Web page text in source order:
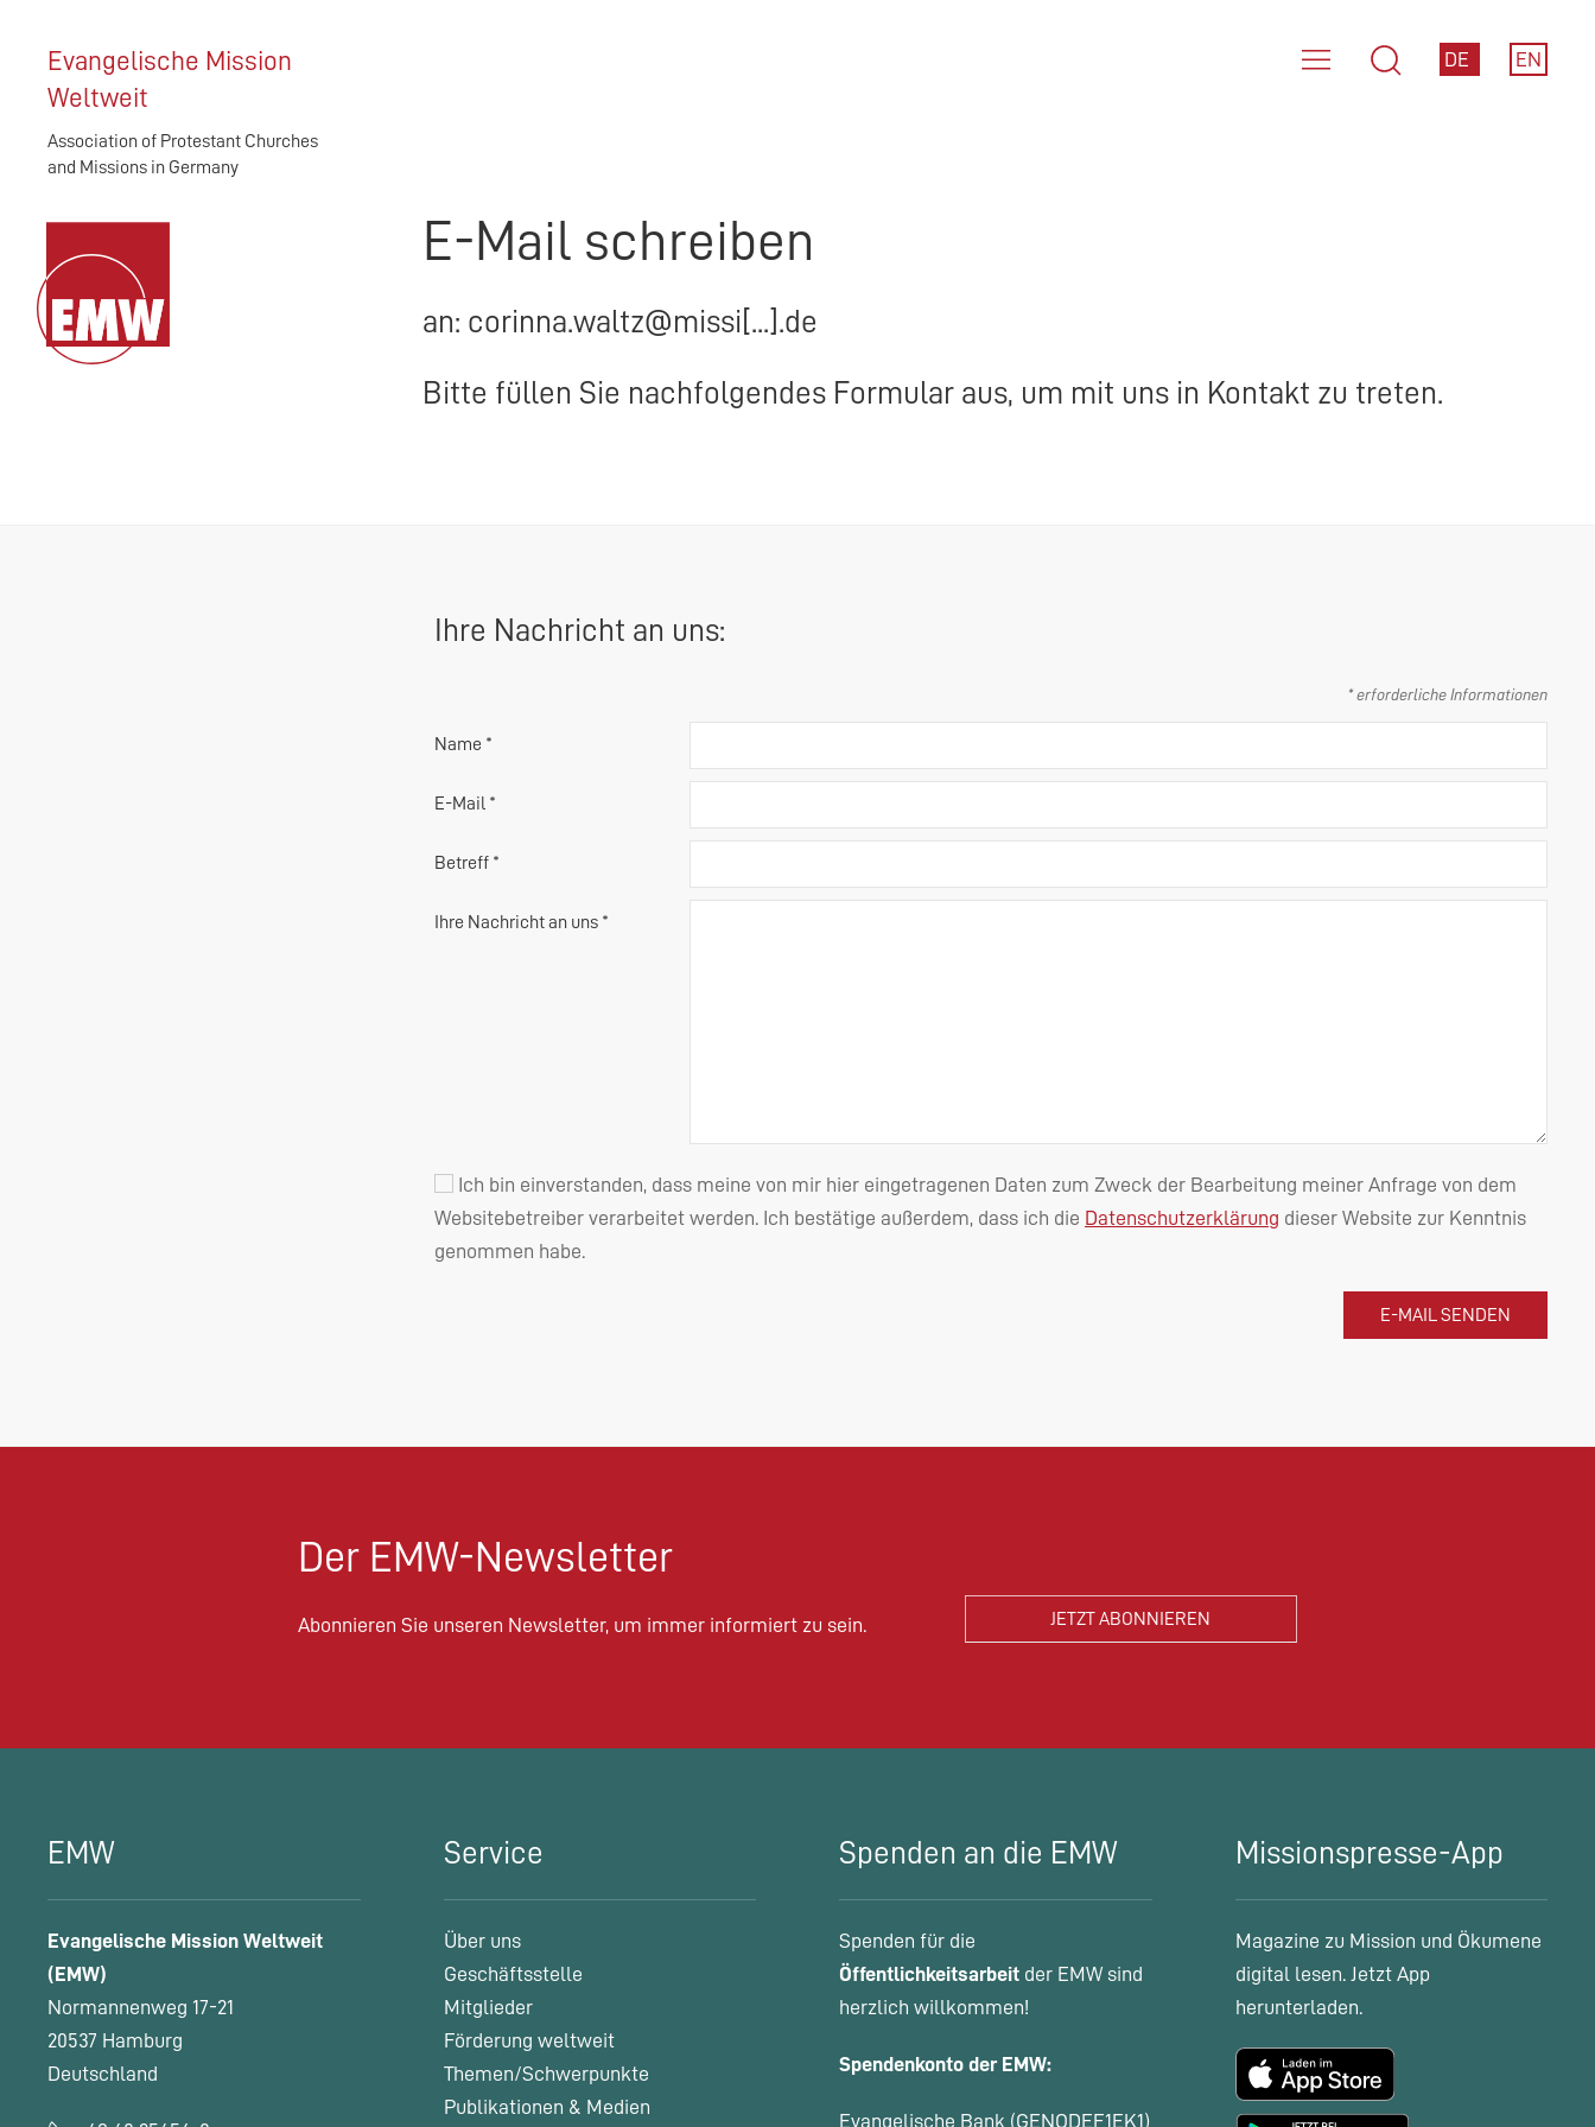
Evangelische Mission
Weltweit
Association of Protestant Churches
and Missions in Germany
DE EN
E-Mail schreiben
an: corinna.waltz@missi[...].de
Bitte füllen Sie nachfolgendes Formular aus, um mit uns in Kontakt zu treten.
Ihre Nachricht an uns:
* erforderliche Informationen
Name *
E-Mail *
Betreff *
Ihre Nachricht an uns *
Ich bin einverstanden, dass meine von mir hier eingetragenen Daten zum Zweck der Bearbeitung meiner Anfrage von dem
Websitebetreiber verarbeitet werden. Ich bestätige außerdem, dass ich die Datenschutzerklärung dieser Website zur Kenntnis
genommen habe.
Der EMW-Newsletter
Abonnieren Sie unseren Newsletter, um immer informiert zu sein.
EMW
Evangelische Mission Weltweit
(EMW)
Normannenweg 17-21
20537 Hamburg
Deutschland
Service
Über uns
Geschäftsstelle
Mitglieder
Förderung weltweit
Themen/Schwerpunkte
Publikationen & Medien
Spenden an die EMW
Spenden für die
Öffentlichkeitsarbeit der EMW sind
herzlich willkommen!
Spendenkonto der EMW:
Evangelische Bank (GENODEF1EK1)
Missionspresse-App
Magazine zu Mission und Ökumene
digital lesen. Jetzt App
herunterladen.